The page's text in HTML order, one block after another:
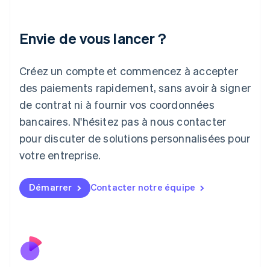
Envie de vous lancer ?
Créez un compte et commencez à accepter
des paiements rapidement, sans avoir à signer
de contrat ni à fournir vos coordonnées
bancaires. N'hésitez pas à nous contacter
pour discuter de solutions personnalisées pour
votre entreprise.
Démarrer Contacter notre équipe
English
Italie
Japon
日本語
Lettonie
English
Liechtenstein
DeutschEnglish
English
FrançaisDeutschEnglish
Malaisie
Mexique
Español